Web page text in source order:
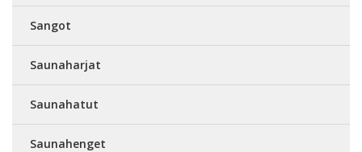
Sangot
Saunaharjat
Saunahatut
Saunahenget